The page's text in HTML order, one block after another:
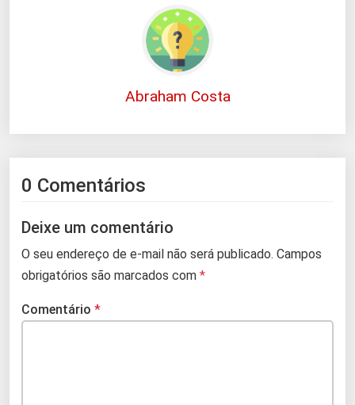
Abraham Costa
0 Comentários
Deixe um comentário
O seu endereço de e-mail não será publicado. Campos
obrigatórios são marcados com *
Comentário *